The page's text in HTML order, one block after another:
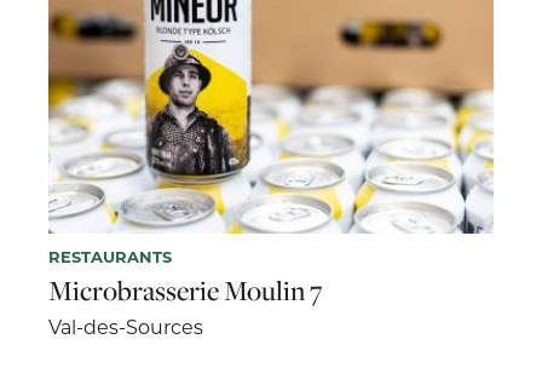
RESTAURANTS
Microbrasserie Moulin 7
Val-des-Sources